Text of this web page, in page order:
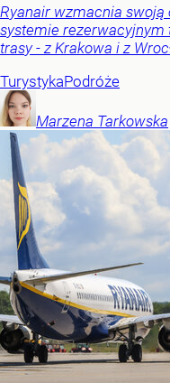
Ryanair wzmacnia swoją
systemie rezerwacyjnym
trasy - z Krakowa i z
TurystykaPodróże
Marzena Tarkowska